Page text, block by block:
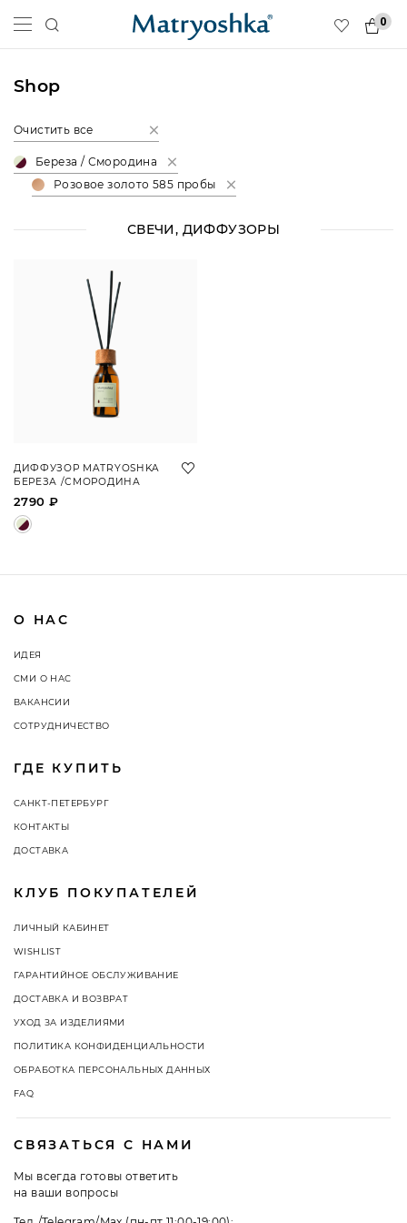
0
Shop
Очистить все
Береза / Смородина
Розовое золото 585 пробы
СВЕЧИ, ДИФФУЗОРЫ
ДИФФУЗОР MATRYOSHKA
БЕРЕЗА /СМОРОДИНА
2790 ₽
О НАС
ИДЕЯ
СМИ О НАС
ВАКАНСИИ
СОТРУДНИЧЕСТВО
ГДЕ КУПИТЬ
САНКТ-ПЕТЕРБУРГ
КОНТАКТЫ
ДОСТАВКА
КЛУБ ПОКУПАТЕЛЕЙ
ЛИЧНЫЙ КАБИНЕТ
WISHLIST
ГАРАНТИЙНОЕ ОБСЛУЖИВАНИЕ
ДОСТАВКА И ВОЗВРАТ
УХОД ЗА ИЗДЕЛИЯМИ
ПОЛИТИКА КОНФИДЕНЦИАЛЬНОСТИ
ОБРАБОТКА ПЕРСОНАЛЬНЫХ ДАННЫХ
FAQ
СВЯЗАТЬСЯ С НАМИ
Мы всегда готовы ответить
на ваши вопросы